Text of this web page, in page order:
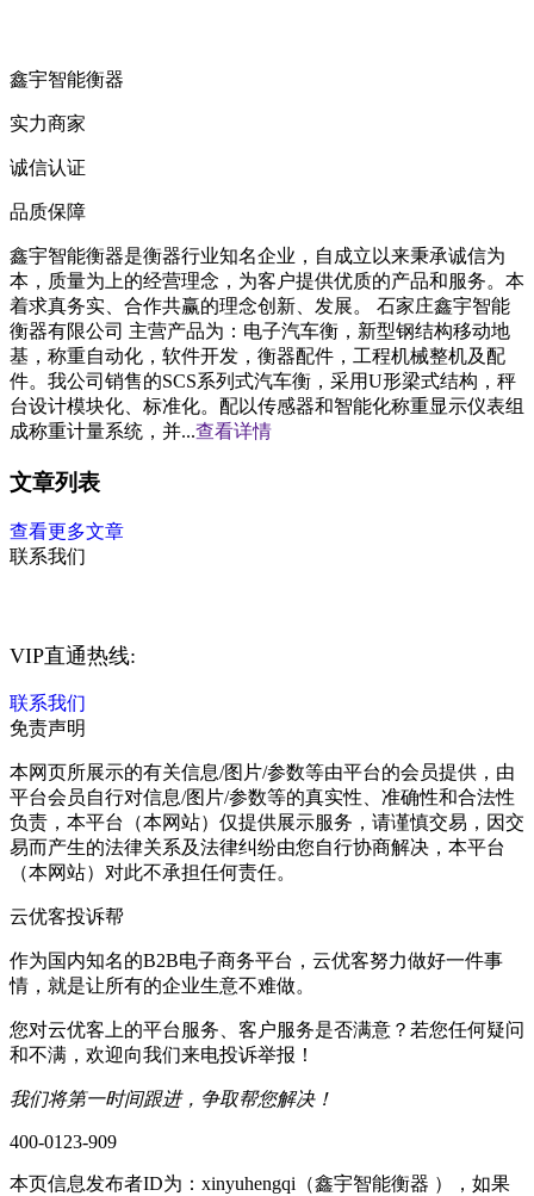
鑫宇智能衡器
实力商家
诚信认证
品质保障
鑫宇智能衡器是衡器行业知名企业，自成立以来秉承诚信为
本，质量为上的经营理念，为客户提供优质的产品和服务。本
着求真务实、合作共赢的理念创新、发展。 石家庄鑫宇智能
衡器有限公司 主营产品为：电子汽车衡，新型钢结构移动地
基，称重自动化，软件开发，衡器配件，工程机械整机及配
件。我公司销售的SCS系列式汽车衡，采用U形梁式结构，秤
台设计模块化、标准化。配以传感器和智能化称重显示仪表组
成称重计量系统，并...查看详情
文章列表
查看更多文章
联系我们
VIP直通热线:
联系我们
免责声明
本网页所展示的有关信息/图片/参数等由平台的会员提供，由
平台会员自行对信息/图片/参数等的真实性、准确性和合法性
负责，本平台（本网站）仅提供展示服务，请谨慎交易，因交
易而产生的法律关系及法律纠纷由您自行协商解决，本平台
（本网站）对此不承担任何责任。
云优客投诉帮
作为国内知名的B2B电子商务平台，云优客努力做好一件事
情，就是让所有的企业生意不难做。
您对云优客上的平台服务、客户服务是否满意？若您任何疑问
和不满，欢迎向我们来电投诉举报！
我们将第一时间跟进，争取帮您解决！
400-0123-909
本页信息发布者ID为： xinyuhengqi（鑫宇智能衡器 ），如果